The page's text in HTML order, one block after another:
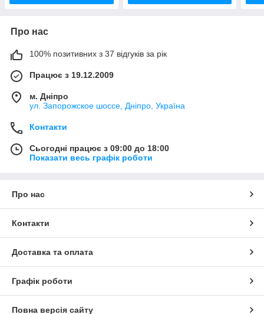
Про нас
100% позитивних з 37 відгуків за рік
Працює з 19.12.2009
м. Дніпро
ул. Запорожское шоссе, Дніпро, Україна
Контакти
Сьогодні працює з 09:00 до 18:00
Показати весь графік роботи
Про нас
Контакти
Доставка та оплата
Графік роботи
Повна версія сайту